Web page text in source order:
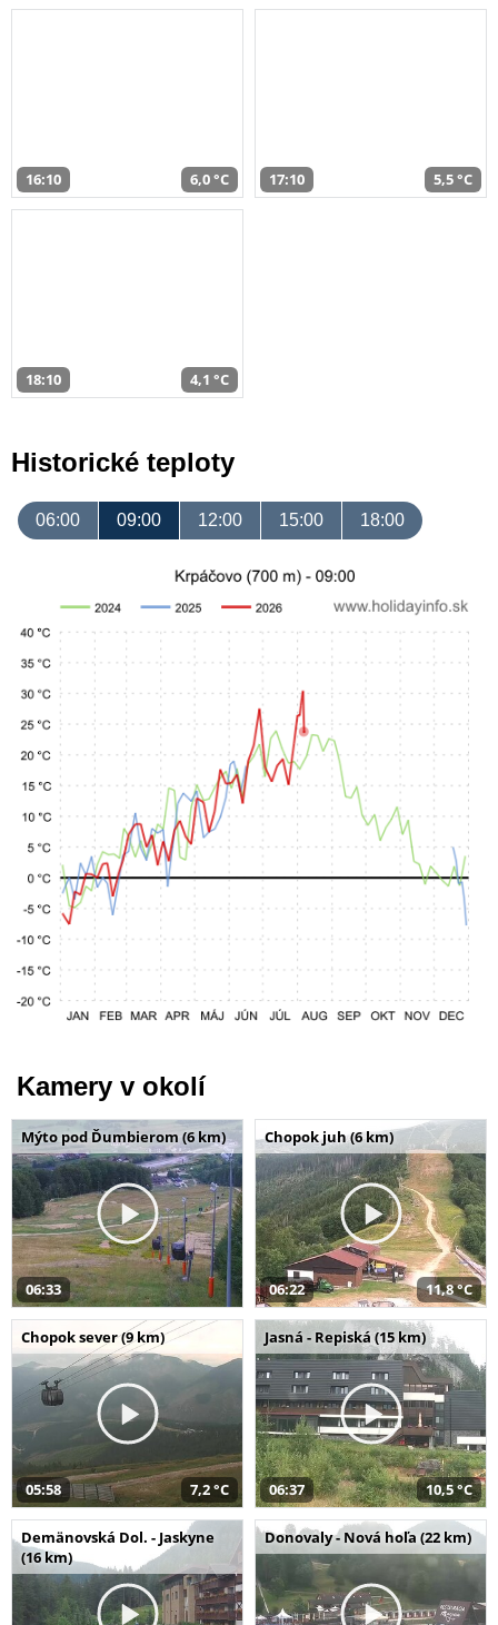
16:10 6,0 °C 17:10 5,5 °C
18:10 4,1 °C
Historické teploty
06:00 09:00 12:00 15:00 18:00
Kamery v okolí
Mýto pod Ďumbierom (6 km)
06:33
Chopok juh (6 km)
06:22 11,8 °C
Chopok sever (9 km)
05:58 7,2 °C
Jasná - Repiská (15 km)
06:37 10,5 °C
Demänovská Dol. - Jaskyne
(16 km)
Donovaly - Nová hoľa (22 km)